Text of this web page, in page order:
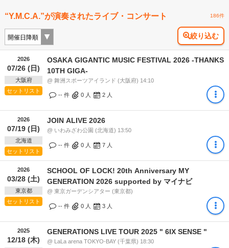
“Y.M.C.A.”が演奏されたライブ・コンサート 186件
絞り込む
2026
07/26 (日)
大阪府
セットリスト
OSAKA GIGANTIC MUSIC FESTIVAL 2026 -THANKS
10TH GIGA-
@ 舞洲スポーツアイランド (大阪府) 14:10
-- 件 0 人 2 人
2026
07/19 (日)
北海道
セットリスト
JOIN ALIVE 2026
@ いわみざわ公園 (北海道) 13:50
-- 件 0 人 7 人
2026
03/28 (土)
東京都
セットリスト
SCHOOL OF LOCK! 20th Anniversary MY
GENERATION 2026 supported by マイナビ
@ 東京ガーデンシアター (東京都)
-- 件 0 人 3 人
2025
12/18 (木)
GENERATIONS LIVE TOUR 2025 " 6IX SENSE "
@ LaLa arena TOKYO-BAY (千葉県) 18:30